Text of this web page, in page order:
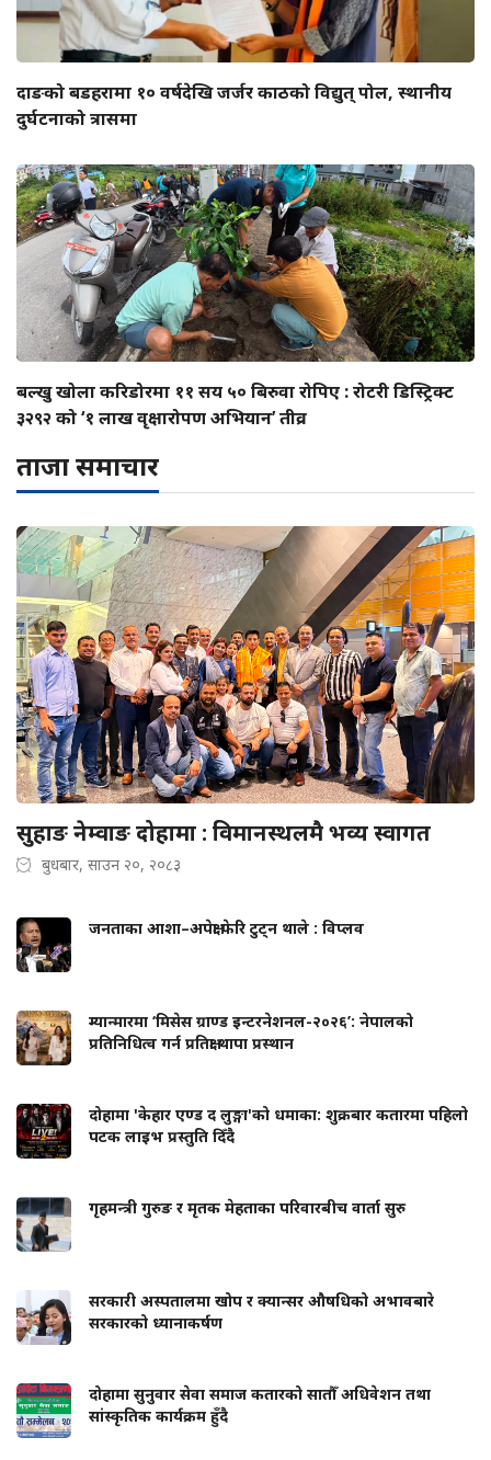
दाङको बडहरामा १० वर्षदेखि जर्जर काठको विद्युत् पोल, स्थानीय
दुर्घटनाको त्रासमा
बल्खु खोला करिडोरमा ११ सय ५० बिरुवा रोपिए : रोटरी डिस्ट्रिक्ट
३२९२ को ‘१ लाख वृक्षारोपण अभियान’ तीव्र
ताजा समाचार
सुहाङ नेम्वाङ दोहामा : विमानस्थलमै भव्य स्वागत
बुधबार, साउन २०, २०८३
जनताका आशा–अपेक्षा फेरि टुट्न थाले : विप्लव
म्यान्मारमा ‘मिसेस ग्राण्ड इन्टरनेशनल-२०२६’: नेपालको
प्रतिनिधित्व गर्न प्रतिक्षा थापा प्रस्थान
दोहामा 'केहार एण्ड द लुङ्गा'को धमाका: शुक्रबार कतारमा पहिलो
पटक लाइभ प्रस्तुति दिँदै
गृहमन्त्री गुरुङ र मृतक मेहताका परिवारबीच वार्ता सुरु
सरकारी अस्पतालमा खोप र क्यान्सर औषधिको अभावबारे
सरकारको ध्यानाकर्षण
दोहामा सुनुवार सेवा समाज कतारको सातौँ अधिवेशन तथा
सांस्कृतिक कार्यक्रम हुँदै